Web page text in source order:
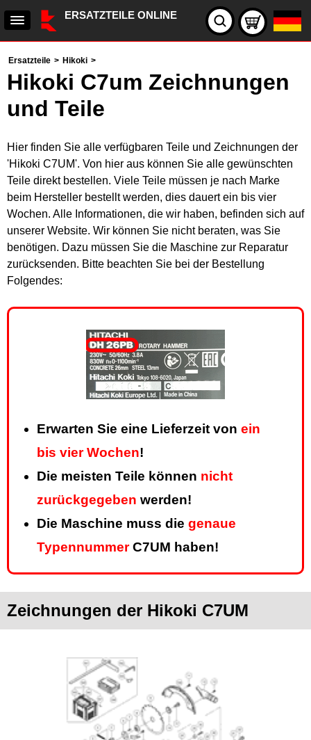
ERSATZTEILE ONLINE
Ersatzteile > Hikoki >
Hikoki C7um Zeichnungen
und Teile
Hier finden Sie alle verfügbaren Teile und Zeichnungen der
'Hikoki C7UM'. Von hier aus können Sie alle gewünschten
Teile direkt bestellen. Viele Teile müssen je nach Marke
beim Hersteller bestellt werden, dies dauert ein bis vier
Wochen. Alle Informationen, die wir haben, befinden sich auf
unserer Website. Wir können Sie nicht beraten, was Sie
benötigen. Dazu müssen Sie die Maschine zur Reparatur
zurücksenden. Bitte beachten Sie bei der Bestellung
Folgendes:
Erwarten Sie eine Lieferzeit von ein
bis vier Wochen!
Die meisten Teile können nicht
zurückgegeben werden!
Die Maschine muss die genaue
TypennummerC7UM haben!
Zeichnungen der Hikoki C7UM